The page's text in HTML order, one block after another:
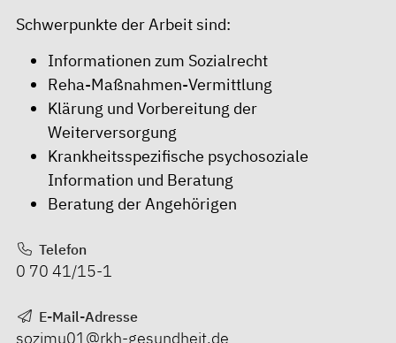
Schwerpunkte der Arbeit sind:
Informationen zum Sozialrecht
Reha-Maßnahmen-Vermittlung
Klärung und Vorbereitung der
Weiterversorgung
Krankheitsspezifische psychosoziale
Information und Beratung
Beratung der Angehörigen
Telefon
0 70 41/15-1
E-Mail-Adresse
sozimu01@rkh-gesundheit.de